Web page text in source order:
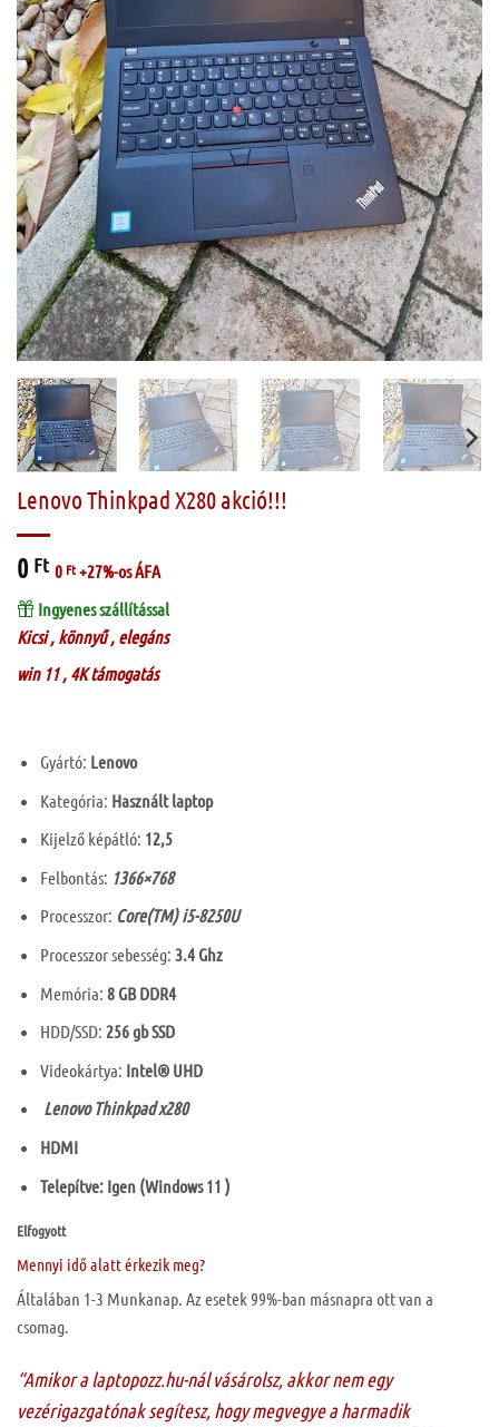
Lenovo Thinkpad X280 akció!!!
0 Ft 0 Ft+27%-os ÁFA
Ingyenes szállítással
Kicsi , könnyű , elegáns
win 11 , 4K támogatás
Gyártó: Lenovo
Kategória: Használt laptop
Kijelző képátló: 12,5
Felbontás: 1366×768
Processzor: Core(TM) i5-8250U
Processzor sebesség: 3.4 Ghz
Memória: 8 GB DDR4
HDD/SSD: 256 gb SSD
Videokártya: Intel® UHD
Lenovo Thinkpad x280
HDMI
Telepítve: Igen (Windows 11 )
Elfogyott
Mennyi idő alatt érkezik meg?
Általában 1-3 Munkanap. Az esetek 99%-ban másnapra ott van a
csomag.
“Amikor a laptopozz.hu-nál vásárolsz, akkor nem egy
vezérigazgatónak segítesz, hogy megvegye a harmadik